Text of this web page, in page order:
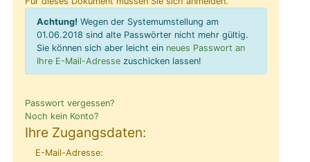
Achtung! Wegen der Systemumstellung am
01.06.2018 sind alte Passwörter nicht mehr gültig.
Sie können sich aber leicht ein neues Passwort an
Ihre E-Mail-Adresse zuschicken lassen!
Passwort vergessen?
Noch kein Konto?
Ihre Zugangsdaten:
E-Mail-Adresse: